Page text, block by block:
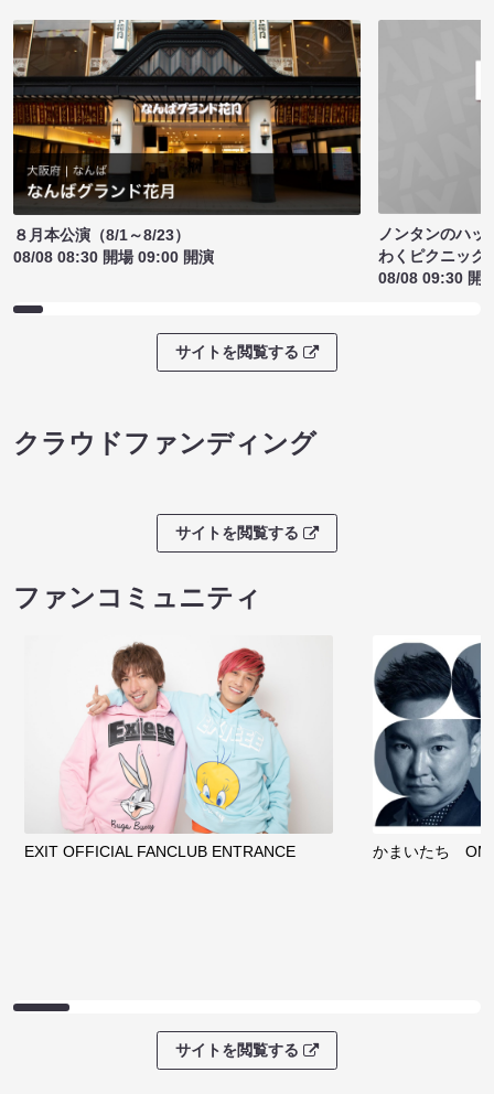
８月本公演（8/1～8/23）
08/08 08:30 開場 09:00 開演
ノンタンのハッ
わくピクニック
08/08 09:30 開
サイトを閲覧する
クラウドファンディング
サイトを閲覧する
ファンコミュニティ
EXIT OFFICIAL FANCLUB ENTRANCE かまいたち
サイトを閲覧する